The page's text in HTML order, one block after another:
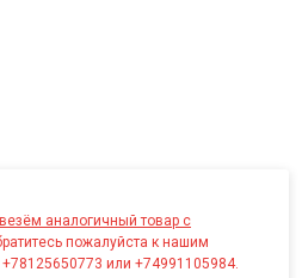
аналогичный товар с
пожалуйста к нашим
или +74991105984.